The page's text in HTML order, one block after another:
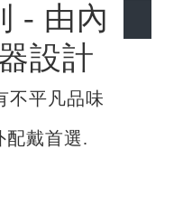
- 由內
設計
不平凡品味
配戴首選.